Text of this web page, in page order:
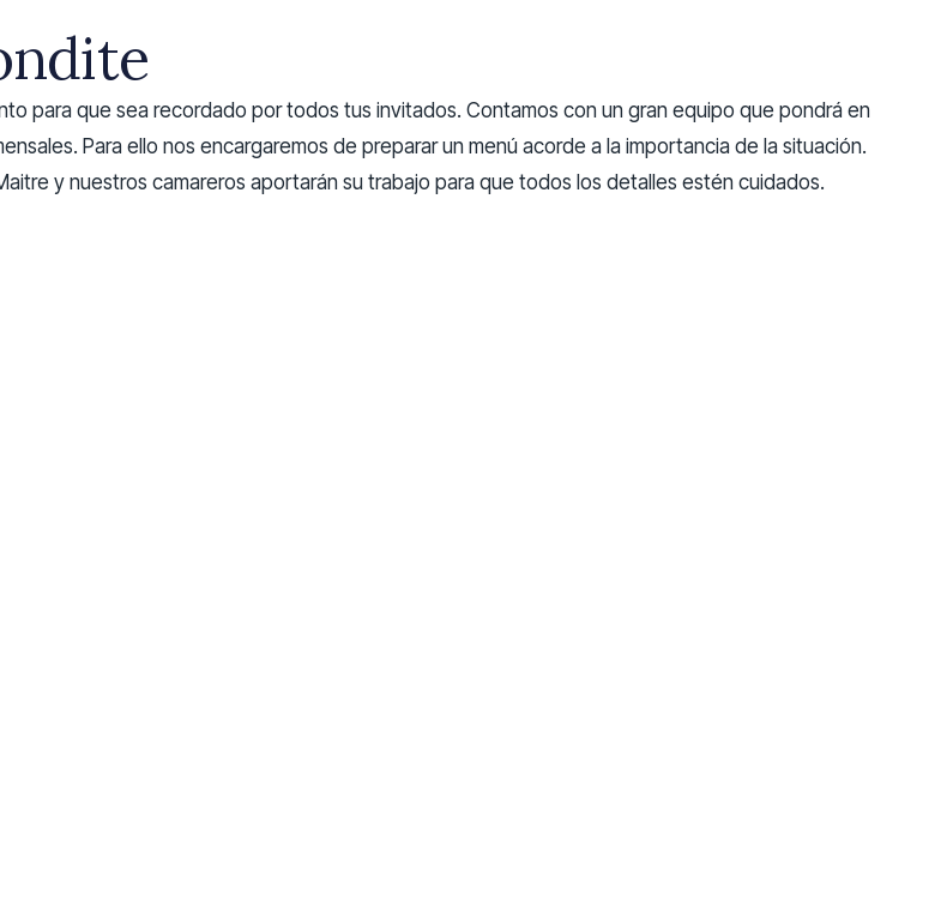
para que sea recordado por todos tus invitados. Contamos con un gran equipo que pondrá en
Para ello nos encargaremos de preparar un menú acorde a la importancia de la situación.
y nuestros camareros aportarán su trabajo para que todos los detalles estén cuidados.